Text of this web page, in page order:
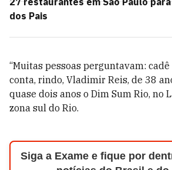
dos Pais
“Muitas pessoas perguntavam: cadê
conta, rindo, Vladimir Reis, de 38
quase dois anos o Dim Sum Rio, no
zona sul do Rio.
Siga a Exame e fique por